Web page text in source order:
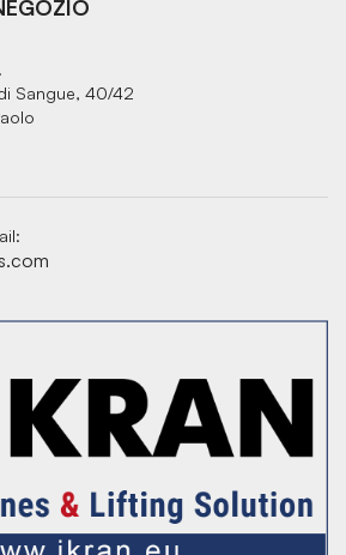
Sangue, 40/42